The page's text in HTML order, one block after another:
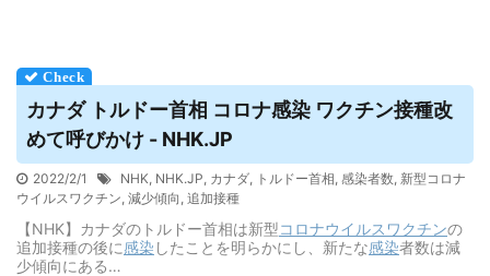
カナダ トルドー首相 コロナ感染 ワクチン接種改
めて呼びかけ - NHK.JP
2022/2/1 NHK, NHK.JP, カナダ, トルドー首相, 感染者数, 新型コロナ
ウイルスワクチン, 減少傾向 , 追加接種
【NHK】カナダのトルドー首相は新型コロナウイルス ワクチンの
追加接種の後に感染 したことを明らかにし、新たな感染者数は減
少傾向にある…